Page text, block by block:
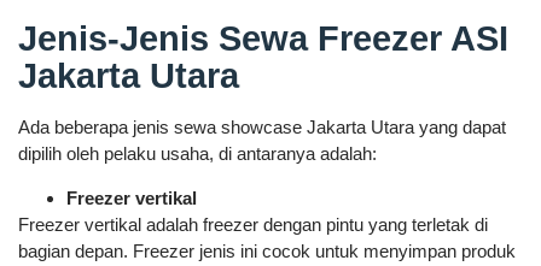
Jenis-Jenis Sewa Freezer ASI
Jakarta Utara
Ada beberapa jenis sewa showcase Jakarta Utara yang dapat
dipilih oleh pelaku usaha, di antaranya adalah:
Freezer vertikal
Freezer vertikal adalah freezer dengan pintu yang terletak di
bagian depan. Freezer jenis ini cocok untuk menyimpan produk